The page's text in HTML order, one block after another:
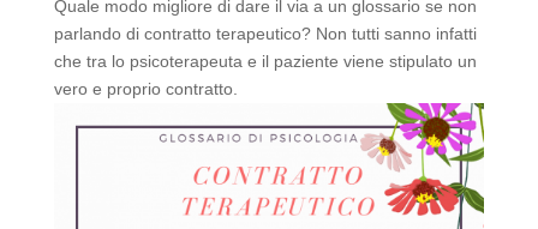
Quale modo migliore di dare il via a un glossario se non
parlando di contratto terapeutico? Non tutti sanno infatti
che tra lo psicoterapeuta e il paziente viene stipulato un
vero e proprio contratto.